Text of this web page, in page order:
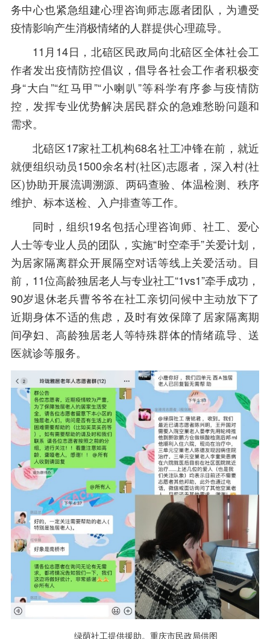
务中心也紧急组建心理咨询师志愿者团队，为遭受
疫情影响产生消极情绪的人群提供心理疏导。
11月14日，北碚区民政局向北碚区全体社会工
作者发出疫情防控倡议，倡导各社会工作者积极变
身“大白”“红马甲”“小喇叭”等科学有序参与疫情防
控，发挥专业优势解决居民群众的急难愁盼问题和
需求。
北碚区17家社工机构68名社工冲锋在前，就近
就便组织动员1500余名村(社区)志愿者，深入村(社
区)协助开展流调溯源、两码查验、体温检测、秩序
维护、标本送检、入户排查等工作。
同时，组织19名包括心理咨询师、社工、爱心
人士等专业人员的团队，实施“时空牵手”关爱计划，
为居家隔离群众开展隔空对话等线上关爱活动。目
前，11位高龄独居老人与专业社工“1vs1”牵手成功，
90岁退休老兵曹爷爷在社工亲切问候中主动放下了
近期身体不适的焦虑，及时有效保障了居家隔离期
间孕妇、高龄独居老人等特殊群体的情绪疏导、送
医就诊等服务。
绿荫社工提供援助。重庆市民政局供图